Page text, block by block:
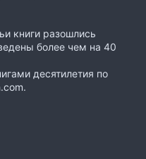
книги разошлись
более чем на 40
десятилетия по